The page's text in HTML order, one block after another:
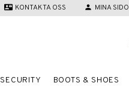
contact_mail KONTAKTA OSS person MINA
SECURITY BOOTS & SHOES